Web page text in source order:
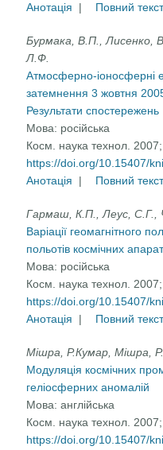
Анотація
| Повний
Бурмака, В.П., Лисенко,
Л.Ф.
Атмосферно-іоносферні
затемнення 3 жовтня
Результати спостережень
Мова: російська
Косм. наука технол.
https://doi.org/10.15407/
Анотація
| Повний
Гармаш, К.П., Леус,
Варіації геомагнітного
польотів космічних
Мова: російська
Косм. наука технол.
https://doi.org/10.15407/
Анотація
| Повний
Мішра, Р.Кумар, Мішра,
Модуляція космічних
геліосферних аномалій
Мова:англійська
Косм. наука технол.
https://doi.org/10.15407/